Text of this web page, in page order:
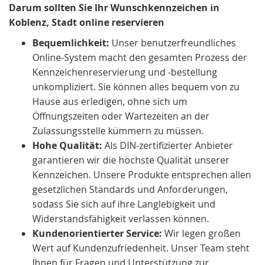
Darum sollten Sie Ihr Wunschkennzeichen in
Koblenz, Stadt online reservieren
Bequemlichkeit: Unser benutzerfreundliches
Online-System macht den gesamten Prozess der
Kennzeichenreservierung und -bestellung
unkompliziert. Sie können alles bequem von zu
Hause aus erledigen, ohne sich um
Öffnungszeiten oder Wartezeiten an der
Zulassungsstelle kümmern zu müssen.
Hohe Qualität: Als DIN-zertifizierter Anbieter
garantieren wir die höchste Qualität unserer
Kennzeichen. Unsere Produkte entsprechen allen
gesetzlichen Standards und Anforderungen,
sodass Sie sich auf ihre Langlebigkeit und
Widerstandsfähigkeit verlassen können.
Kundenorientierter Service: Wir legen großen
Wert auf Kundenzufriedenheit. Unser Team steht